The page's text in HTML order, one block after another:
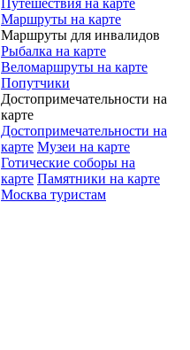
Путешествия на карте
Маршруты на карте
Маршруты для инвалидов
Рыбалка на карте
Веломаршруты на карте
Попутчики
Достопримечательности на
карте
Достопримечательности на
карте Музеи на карте
Готические соборы на
карте Памятники на карте
Москва туристам